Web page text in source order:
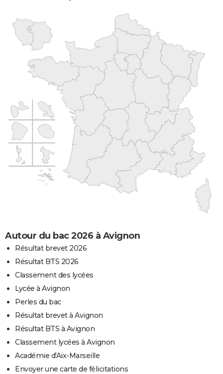
Autour du bac 2026 à Avignon
Résultat brevet 2026
Résultat BTS 2026
Classement des lycées
Lycée à Avignon
Perles du bac
Résultat brevet à Avignon
Résultat BTS à Avignon
Classement lycées à Avignon
Académie d'Aix-Marseille
Envoyer une carte de félicitations